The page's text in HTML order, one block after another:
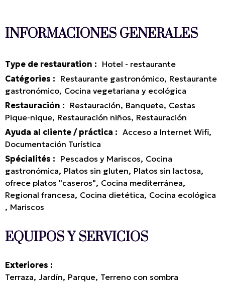
INFORMACIONES GENERALES
Type de restauration : Hotel - restaurante
Catégories : Restaurante gastronómico Restaurante
gastronómico Cocina vegetariana y ecológica
Restauración : Restauración Banquete Cestas
Pique-nique Restauración niños Restauración
Ayuda al cliente / práctica : Acceso a Internet Wifi
Documentación Turística
Spécialités : Pescados y Mariscos Cocina
gastronómica Platos sin gluten Platos sin lactosa
ofrece platos "caseros" Cocina mediterránea
Regional francesa Cocina dietética Cocina ecológica
Mariscos
EQUIPOS Y SERVICIOS
Exteriores
Terraza Jardín Parque Terreno con sombra